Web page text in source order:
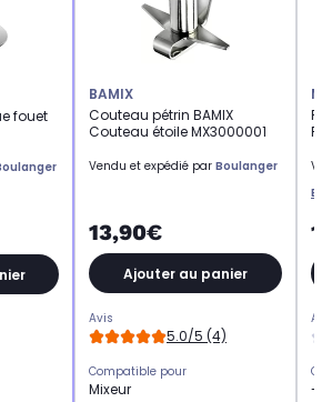
fouet
BAMIX
Couteau pétrin BAMIX
Couteau étoile MX3000001
Vendu et expédié par Boulanger
13,90€
Ajouter au panier
Avis
5.0/5 (4)
Compatible pour
Mixeur -